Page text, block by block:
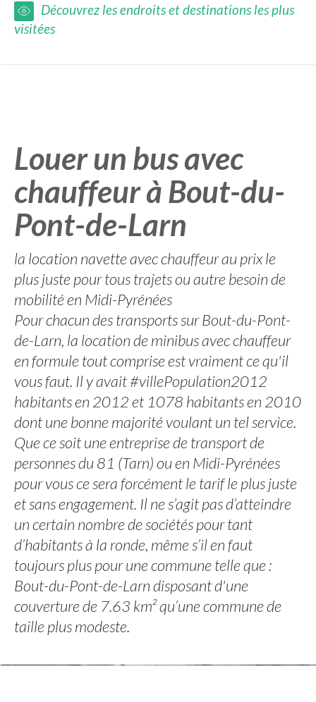
Découvrez les endroits et destinations les plus
visitées
Louer un bus avec
chauffeur à Bout-du-
Pont-de-Larn
la location navette avec chauffeur au prix le
plus juste pour tous trajets ou autre besoin de
mobilité en Midi-Pyrénées
Pour chacun des transports sur Bout-du-Pont-
de-Larn, la location de minibus avec chauffeur
en formule tout comprise est vraiment ce qu'il
vous faut. Il y avait #villePopulation2012
habitants en 2012 et 1078 habitants en 2010
dont une bonne majorité voulant un tel service.
Que ce soit une entreprise de transport de
personnes du 81 (Tarn) ou en Midi-Pyrénées
pour vous ce sera forcément le tarif le plus juste
et sans engagement. Il ne s’agit pas d’atteindre
un certain nombre de sociétés pour tant
d’habitants à la ronde, même s’il en faut
toujours plus pour une commune telle que :
Bout-du-Pont-de-Larn disposant d'une
couverture de 7.63 km² qu’une commune de
taille plus modeste.